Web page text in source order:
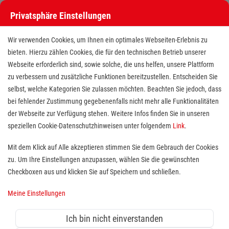
Stellenangebote bei den Maltesern
Stellenangebote bei den Maltesern
Finde deutschlandweit offene Stellen bei einem der größten
Arbeitgeber im Gesundheits- und Sozialwesen in Vollzeit,
Teilzeit, als Minijob, Trainee oder FSJ!
Suche
Jobs suchen
Privatsphäre Einstellungen
Wir verwenden Cookies, um Ihnen ein optimales Webseiten-Erlebnis zu
bieten. Hierzu zählen Cookies, die für den technischen Betrieb unserer
Webseite erforderlich sind, sowie solche, die uns helfen, unsere Plattform
zu verbessern und zusätzliche Funktionen bereitzustellen. Entscheiden Sie
selbst, welche Kategorien Sie zulassen möchten. Beachten Sie jedoch, dass
bei fehlender Zustimmung gegebenenfalls nicht mehr alle Funktionalitäten
der Webseite zur Verfügung stehen. Weitere Infos finden Sie in unseren
speziellen Cookie-Datenschutzhinweisen unter folgendem Link.
Mit dem Klick auf Alle akzeptieren stimmen Sie dem Gebrauch der Cookies
zu. Um Ihre Einstellungen anzupassen, wählen Sie die gewünschten
Checkboxen aus und klicken Sie auf Speichern und schließen.
Meine Einstellungen
Ich bin nicht einverstanden